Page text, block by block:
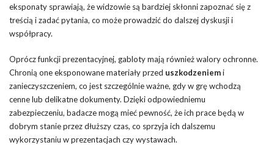
eksponaty sprawiają, że widzowie są bardziej skłonni zapoznać się z
treścią i zadać pytania, co może prowadzić do dalszej dyskusji i
współpracy.
Oprócz funkcji prezentacyjnej, gabloty mają również walory ochronne.
Chronią one eksponowane materiały przed uszkodzeniemi
zanieczyszczeniem, co jest szczególnie ważne, gdy w grę wchodzą
cenne lub delikatne dokumenty. Dzięki odpowiedniemu
zabezpieczeniu, badacze mogą mieć pewność, że ich prace będą w
dobrym stanie przez dłuższy czas, co sprzyja ich dalszemu
wykorzystaniu w prezentacjach czy wystawach.